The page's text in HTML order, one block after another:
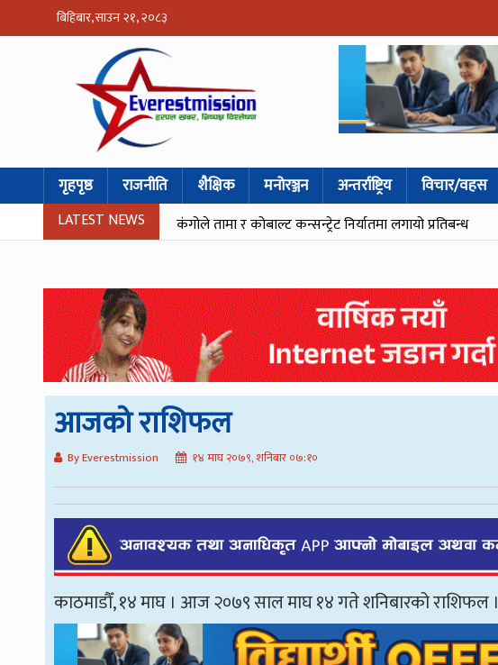
बिहिबार, साउन २१, २०८३
गृहपृष्ठ राजनीति शैक्षिक मनोरञ्जन अन्तर्राष्ट्रिय विचार/वहस
LATEST NEWS कंगोले तामा र कोबाल्ट कन्सन्ट्रेट निर्यातमा लगायो प्रतिबन्ध
आजको राशिफल
By Everestmission १४ माघ २०७९, शनिबार ०७:१०
काठमाडौँ, १४ माघ । आज २०७९ साल माघ १४ गते शनिबारको राशिफल ।